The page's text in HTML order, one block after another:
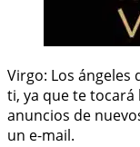
Virgo: Los ángeles
ti, ya que te
anuncios de
un e-mail.